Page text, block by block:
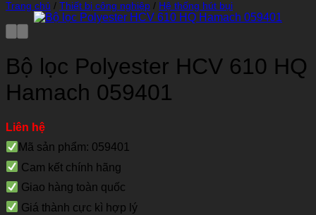
Trang chủ / Thiết bị công nghiệp / Hệ thống hút bụi
Bộ lọc Polyester HCV 610 HQ
Hamach 059401
Liên hệ
Mã sản phẩm: 059401
Cam kết chính hãng
Giao hàng toàn quốc
Giá thành cực kì hợp lý